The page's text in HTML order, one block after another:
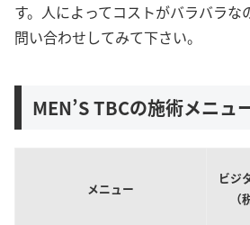
す。人によってコストがバラバラな
問い合わせしてみて下さい。
MEN’S TBCの施術メニュ
メニュー
ビジ
（